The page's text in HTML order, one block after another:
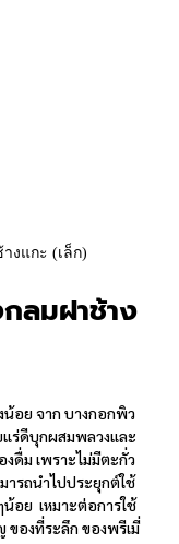
งแกะ (เล็ก)
ลมฝาช้าง
น้อย จาก บางกอกพิว
ร่ดีบุกผสมพลวงและ
ดื่ม เพราะไม่มีตะกั่ว
ารถนำไปประยุกต์ใช้
น้อย เหมาะต่อการใช้
ของที่ระลึก ของพรีเมี่